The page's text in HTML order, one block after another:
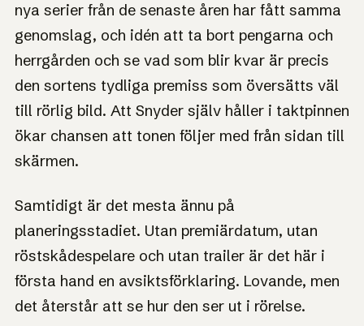
nya serier från de senaste åren har fått samma
genomslag, och idén att ta bort pengarna och
herrgården och se vad som blir kvar är precis
den sortens tydliga premiss som översätts väl
till rörlig bild. Att Snyder själv håller i taktpinnen
ökar chansen att tonen följer med från sidan till
skärmen.
Samtidigt är det mesta ännu på
planeringsstadiet. Utan premiärdatum, utan
röstskådespelare och utan trailer är det här i
första hand en avsiktsförklaring. Lovande, men
det återstår att se hur den ser ut i rörelse.